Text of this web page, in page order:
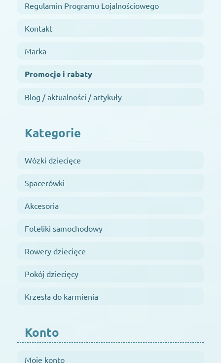
Regulamin Programu Lojalnościowego
Kontakt
Marka
Promocje i rabaty
Blog / aktualności / artykuły
Kategorie
Wózki dziecięce
Spacerówki
Akcesoria
Foteliki samochodowy
Rowery dziecięce
Pokój dziecięcy
Krzesła do karmienia
Konto
Moje konto